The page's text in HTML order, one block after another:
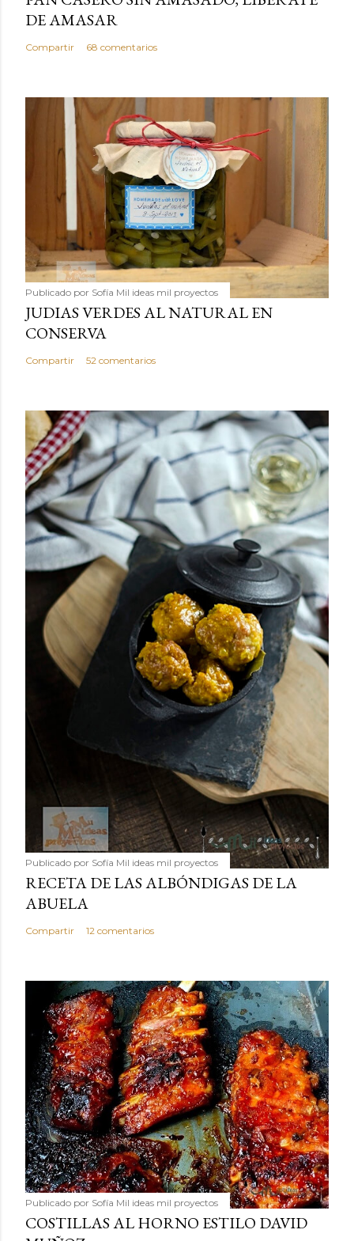
DE AMASAR
Compartir 68 comentarios
Publicado por Sofía Mil ideas mil proyectos
JUDIAS VERDES AL NATURAL EN
CONSERVA
Compartir 52 comentarios
Publicado por Sofía Mil ideas mil proyectos
RECETA DE LAS ALBÓNDIGAS DE LA
ABUELA
Compartir 12 comentarios
Publicado por Sofía Mil ideas mil proyectos
COSTILLAS AL HORNO ESTILO DAVID